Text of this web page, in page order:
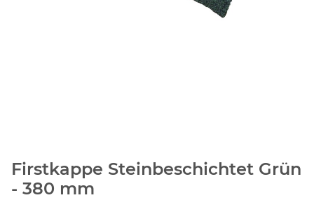
Firstkappe Steinbeschichtet Grün
- 380 mm